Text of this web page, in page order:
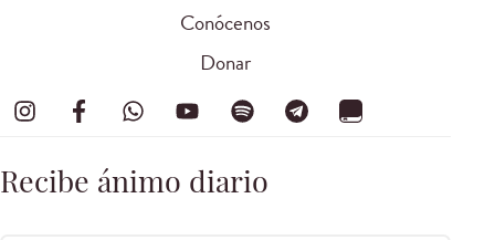
Conócenos
Donar
Recibe ánimo diario